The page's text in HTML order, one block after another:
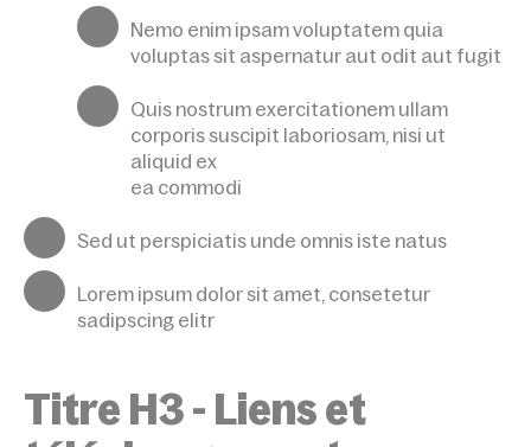
Nemo enim ipsam voluptatem quia
voluptas sit aspernatur aut odit aut fugit
Quis nostrum exercitationem ullam
corporis suscipit laboriosam, nisi ut
aliquid ex
ea commodi
Sed ut perspiciatis unde omnis iste natus
Lorem ipsum dolor sit amet, consetetur
sadipscing elitr
Titre H3 - Liens et